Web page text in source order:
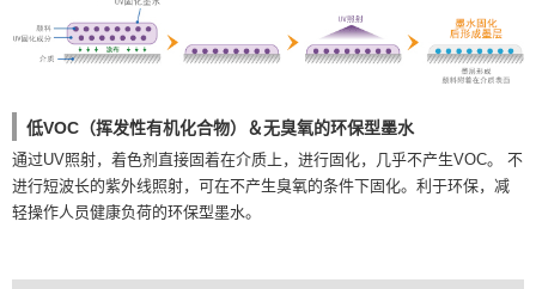
低VOC（挥发性有机化合物）＆无臭氧的环保型墨水
通过UV照射，着色剂直接固着在介质上，进行固化，几乎不产生VOC。 不
进行短波长的紫外线照射，可在不产生臭氧的条件下固化。利于环保，减
轻操作人员健康负荷的环保型墨水。